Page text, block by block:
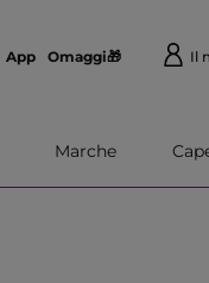
App Omaggi🎁 Il
Marche